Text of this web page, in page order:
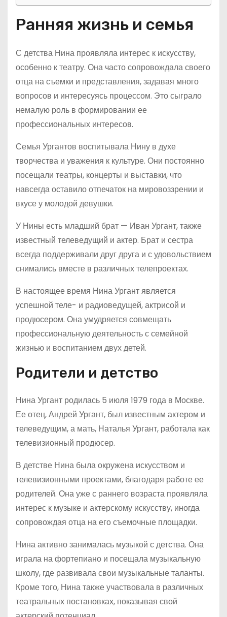
Ранняя жизнь и семья
С детства Нина проявляла интерес к искусству,
особенно к театру. Она часто сопровождала своего
отца на съемки и представления, задавая много
вопросов и интересуясь процессом. Это сыграло
немалую роль в формировании ее
профессиональных интересов.
Семья Ургантов воспитывала Нину в духе
творчества и уважения к культуре. Они постоянно
посещали театры, концерты и выставки, что
навсегда оставило отпечаток на мировоззрении и
вкусе у молодой девушки.
У Нины есть младший брат — Иван Ургант, также
известный телеведущий и актер. Брат и сестра
всегда поддерживали друг друга и с удовольствием
снимались вместе в различных телепроектах.
В настоящее время Нина Ургант является
успешной теле- и радиоведущей, актрисой и
продюсером. Она умудряется совмещать
профессиональную деятельность с семейной
жизнью и воспитанием двух детей.
Родители и детство
Нина Ургант родилась 5 июля 1979 года в Москве.
Ее отец, Андрей Ургант, был известным актером и
телеведущим, а мать, Наталья Ургант, работала как
телевизионный продюсер.
В детстве Нина была окружена искусством и
телевизионными проектами, благодаря работе ее
родителей. Она уже с раннего возраста проявляла
интерес к музыке и актерскому искусству, иногда
сопровождая отца на его съемочные площадки.
Нина активно занималась музыкой с детства. Она
играла на фортепиано и посещала музыкальную
школу, где развивала свои музыкальные таланты.
Кроме того, Нина также участвовала в различных
театральных постановках, показывая свой